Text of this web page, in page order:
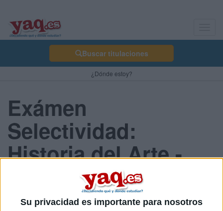
Su privacidad es importante para nosotros
Buscar titulaciones
¿Dónde estoy?
Exámen
Selectividad:
Historia del Arte -
Asturias 2013 Julio